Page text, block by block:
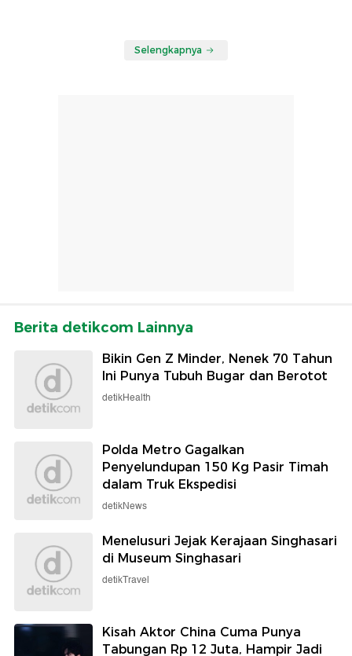
Selengkapnya
Berita detikcom Lainnya
Bikin Gen Z Minder, Nenek 70 Tahun
Ini Punya Tubuh Bugar dan Berotot
detikHealth
Polda Metro Gagalkan
Penyelundupan 150 Kg Pasir Timah
dalam Truk Ekspedisi
detikNews
Menelusuri Jejak Kerajaan Singhasari
di Museum Singhasari
detikTravel
Kisah Aktor China Cuma Punya
Tabungan Rp 12 Juta, Hampir Jadi